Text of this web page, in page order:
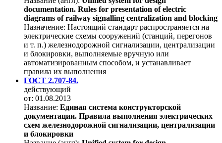
documentation. Rules for presentation of electric
diagrams of railway signalling centralization and blocking
Назначение: Настоящий стандарт распространяется на
электрические схемы сооружений (станций, перегонов
и т. п.) железнодорожной сигнализации, централизации
и блокировки, выполняемые вручную или
автоматизированным способом, и устанавливает
правила их выполнения
ГОСТ 2.707-84.
действующий
от: 01.08.2013
Название: Единая система конструкторской
документации. Правила выполнения электрических
схем железнодорожной сигнализации, централизации
и блокировки